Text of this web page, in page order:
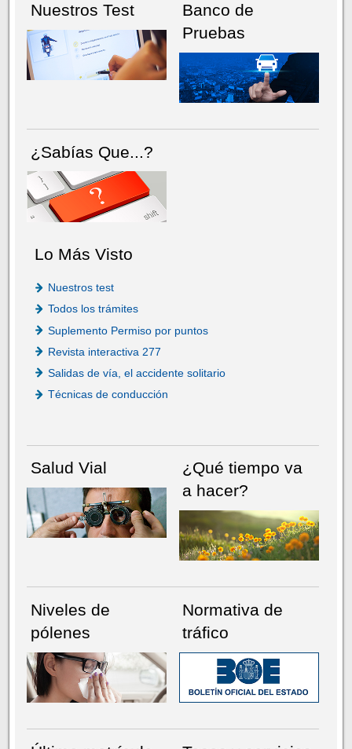
Nuestros Test
Banco de
Pruebas
¿Sabías Que...?
Lo Más Visto
Nuestros test
Todos los trámites
Suplemento Permiso por puntos
Revista interactiva 277
Salidas de vía, el accidente solitario
Técnicas de conducción
Salud Vial
¿Qué tiempo va
a hacer?
Niveles de
pólenes
Normativa de
tráfico